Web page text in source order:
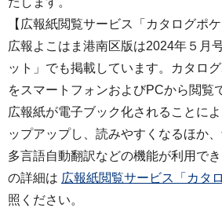
【広報紙閲覧サービス「カタログポケ
広報よこはま港南区版は2024年５月
ット」でも掲載しています。カタロ
をスマートフォンおよびPCから閲覧
広報紙が電子ブック化されることに
ップアップし、読みやすくなるほか
多言語自動翻訳などの機能が利用で
の詳細は 広報紙閲覧サービス「カタ
照ください。